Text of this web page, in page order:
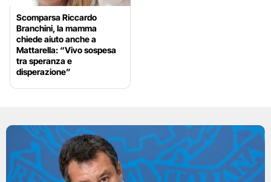
Scomparsa Riccardo
Branchini, la mamma
chiede aiuto anche a
Mattarella: “Vivo sospesa
tra speranza e
disperazione”